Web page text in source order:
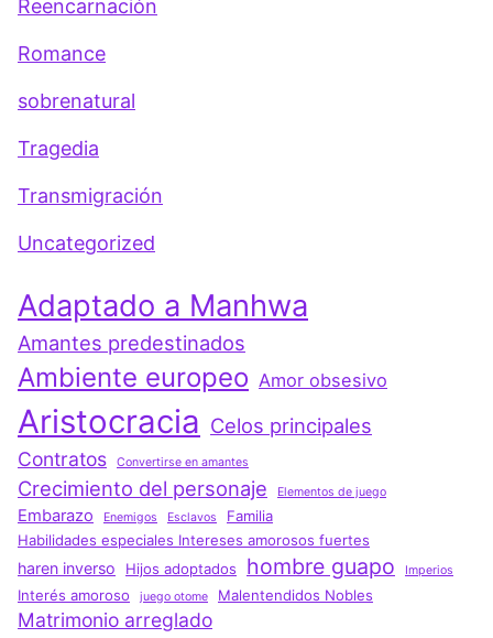
Reencarnación
Romance
sobrenatural
Tragedia
Transmigración
Uncategorized
Adaptado a Manhwa
Amantes predestinados
Ambiente europeo Amor obsesivo
Aristocracia Celos principales
Contratos Convertirse en amantes
Crecimiento del personaje Elementos de juego
Embarazo Enemigos Esclavos
Familia
Habilidades especiales Intereses amorosos fuertes
haren inverso Hijos adoptados hombre guapo Imperios
Interés amoroso juego otome Malentendidos Nobles
Matrimonio arreglado